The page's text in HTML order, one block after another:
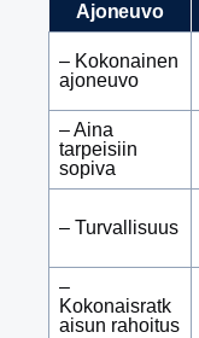
Ajoneuvo
– Kokonainen
ajoneuvo
– Aina
tarpeisiin
sopiva
– Turvallisuus
–
Kokonaisratk
aisun rahoitus